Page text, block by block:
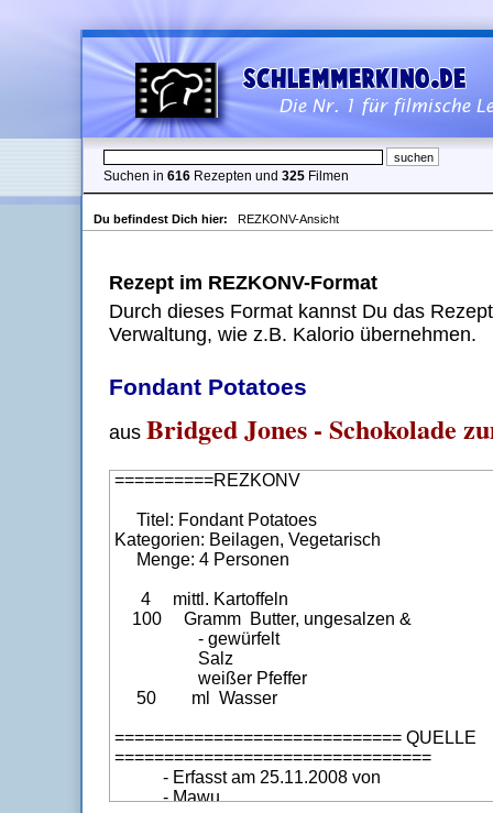
Suchen in 616 Rezepten und 325 Filmen
Du befindest Dich hier: REZKONV-Ansicht
Rezept im REZKONV-Format
Durch dieses Format kannst Du das
Verwaltung, wie z.B. Kalorio übernehmen.
Fondant Potatoes
aus Bridged Jones - Schokolade